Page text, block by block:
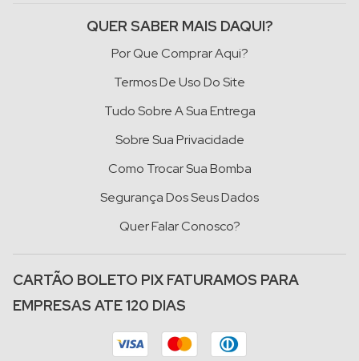
QUER SABER MAIS DAQUI?
Por Que Comprar Aqui?
Termos De Uso Do Site
Tudo Sobre A Sua Entrega
Sobre Sua Privacidade
Como Trocar Sua Bomba
Segurança Dos Seus Dados
Quer Falar Conosco?
CARTÃO BOLETO PIX FATURAMOS PARA
EMPRESAS ATE 120 DIAS